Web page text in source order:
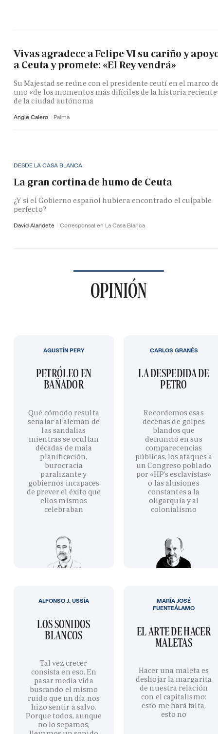
Vivas agradece a Felipe VI su cariño y
a Ceuta y promete: «El Rey vendrá»
Su Majestad se reúne con el presidente ceutí en el marco
uno «de los momentos más difíciles de la historia
de la ciudad autónoma
Angie Calero Palma
DESDE LA CASA BLANCA
La gran cortina de humo de Ceuta
¿Y si el Gobierno español hubiera encontrado el culpable
perfecto?
David Alandete Corresponsal en La Casa Blanca
OPINIÓN
PETRÓLEO EN
BAÑADOR
Qué cómodo resulta
señalar al alemán de
las sandalias
mientras se ocultan
décadas de mala
planificación,
burocracia
paralizante y
gobiernos incapaces
de prever el éxito que
ellos mismos
celebraban
AGUSTÍN PERY
LA DESPEDIDA DE
PETRO
Recordemos esas
decenas de golpes
blandos que
denunció en sus
comparecencias
públicas, los ataques a
un Congreso poblado
por «HP’s esclavistas»
o las alusiones
constantes a la
oligarquía y al
colonialismo
CARLOS GRANÉS
LOS SONIDOS
BLANCOS
Tal vez crecer
consista en eso. En
pasar media vida
buscando el mismo
ruido que un día nos
hizo sentir a salvo.
Porque todos, aunque
no lo sepamos,
ALFONSO J. USSÍA
EL ARTE DE HACER
MALETAS
Hacer una maleta es
deshojar la margarita
de nuestra relación
con el capitalismo:
esto me hará falta,
esto no
MARÍA JOSÉ
FUENTEÁLAMO